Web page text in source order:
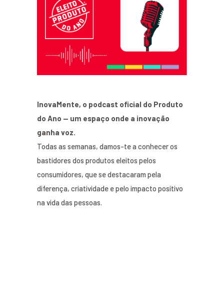
InovaMente, o podcast oficial do Produto
do Ano — um espaço onde a inovação
ganha voz.
Todas as semanas, damos-te a conhecer os
bastidores dos produtos eleitos pelos
consumidores, que se destacaram pela
diferença, criatividade e pelo impacto positivo
na vida das pessoas.